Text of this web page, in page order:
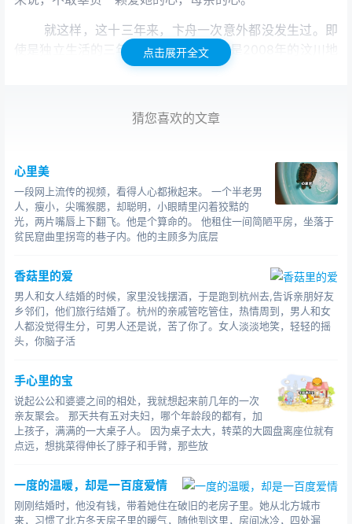
就这样，这十三年来，卞舟一次意外都没发生过。即
使是独立生活的三年间，亦如是。特别是2008年的汶川地
震，当很多同学慌张地冲出教室，唯有卞舟，异常平静地
多了解卞舟故事的人，都说这是奇迹——难为这样一个小
女孩，能天天时时的如此小心翼翼。很难想象，这得将神
今年的春天，意外却发生了。卞舟因为重度摔倒，病
情再度严重起来。很多人都奇怪，十几年的生活，卞舟神
经高度绷紧，炼就了即使泰山崩于前亦面不改色的“本领”，
而且这种“本领”已经成为“本能”，那么，这次卞舟怎会“马
原来，那天是卞舟的生日，母亲买了个生日蛋糕，就
在过马路时，被一辆疾驰而来的车快要撞上，卞舟立马飞
奔了过去，将母亲拉住。车辆距离她们的衣角竟只有毫厘
之差，危险至极。而卞舟，也因为剧烈的行动跌倒在地
有人问过卞舟：“这么多年来，别人都说你炼就了无论
什么事情发生都会想到自己身体的本能，这次，为何连想
都没想就扑了上去？”
直不敢辜负母亲疼我爱我的那颗心。对于我来说，我因母
亲而生，亦可以为母亲而死，因为，我一直是活在她的爱
点击展开全文
猜您喜欢的文章
心里美
一段网上流传的视频，看得人心都揪起来。 一个半老男
人，瘦小，尖嘴猴腮，却聪明，小眼睛里闪着狡黠的
光，两片嘴唇上下翻飞。他是个算命的。 他租住一间简陋平房，坐落于
贫民窟曲里拐弯的巷子内。他的主顾多为底层
香菇里的爱
男人和女人结婚的时候，家里没钱摆酒，于是跑到杭州去,告诉亲朋好友
乡邻们，他们旅行结婚了。杭州的亲戚管吃管住，热情周到，男人和女
人都没觉得生分，可男人还是说，苦了你了。女人淡淡地笑，轻轻的摇
头，你脑子活
手心里的宝
说起公公和婆婆之间的相处，我就想起来前几年的一次
亲友聚会。 那天共有五对夫妇，哪个年龄段的都有，加
上孩子，满满的一大桌子人。 因为桌子太大，转菜的大圆盘离座位就有
点远，想挑菜得伸长了脖子和手臂，那些放
一度的温暖，却是一百度爱情
刚刚结婚时，他没有钱，带着她住在破旧的老房子里。她从北方城市
来，习惯了北方冬天房子里的暖气，随他到这里，房间冰冷，四处漏